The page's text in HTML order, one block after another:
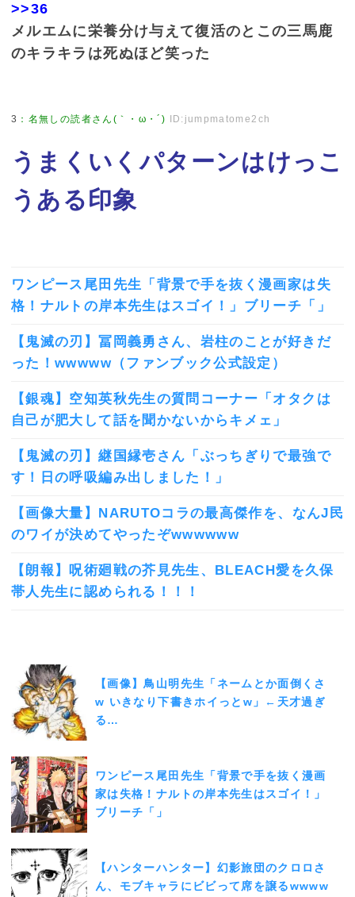
>>36
メルエムに栄養分け与えて復活のとこの三馬鹿
のキラキラは死ぬほど笑った
3 ： 名無しの読者さん(｀・ω・´) ID:jumpmatome2ch
うまくいくパターンはけっこ
うある印象
ワンピース尾田先生「背景で手を抜く漫画家は失
格！ナルトの岸本先生はスゴイ！」ブリーチ「」
【鬼滅の刃】冨岡義勇さん、岩柱のことが好きだ
った！wwwww（ファンブック公式設定）
【銀魂】空知英秋先生の質問コーナー「オタクは
自己が肥大して話を聞かないからキメェ」
【鬼滅の刃】継国縁壱さん「ぶっちぎりで最強で
す！日の呼吸編み出しました！」
【画像大量】NARUTOコラの最高傑作を、なんJ民
のワイが決めてやったぞwwwwww
【朗報】呪術廻戦の芥見先生、BLEACH愛を久保
帯人先生に認められる！！！
【画像】鳥山明先生「ネームとか面倒くさ
w いきなり下書きホイっとw」←天才過ぎ
る…
ワンピース尾田先生「背景で手を抜く漫画
家は失格！ナルトの岸本先生はスゴイ！」
ブリーチ「」
【ハンターハンター】幻影旅団のクロロさ
ん、モブキャラにビビって席を譲るwwww